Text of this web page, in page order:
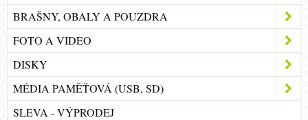
BRAŠNY, OBALY A POUZDRA
FOTO A VIDEO
DISKY
MÉDIA PAMĚŤOVÁ (USB, SD)
SLEVA - VÝPRODEJ